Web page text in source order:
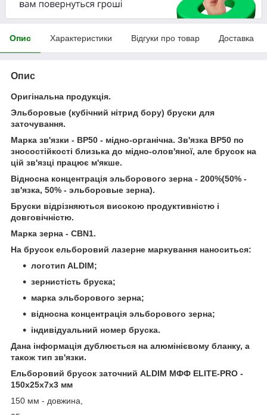
Опис Характеристики Відгуки про товар Доставка
Опис
Оригінальна продукція.
Эльборовые (кубічний нітрид бору) бруски для
заточування.
Марка зв'язки - ВР50 - мідно-органічна. Зв'язка ВР50 по
зносостійкості близька до мідно-олов'яної, але брусок на
цій зв'язці працює м'якше.
Відносна концентрація эльборового зерна - 200%(50% -
зв'язка, 50% - эльборовые зерна).
Бруски відрізняються високою продуктивністю і
довговічністю.
Марка зерна - СBN1.
На брусок ельборовий лазерне маркування наноситься:
логотип ALDIM;
зернистість бруска;
марка эльборового зерна;
відносна концентрація эльборового зерна;
індивідуальний номер бруска.
Дана інформація дублюється на алюмінієвому бланку, а
також тип зв'язки.
Ельборовий брусок заточний ALDIM МФФ ELITE-PRO -
150х25х7х3 мм
150 мм - довжина,